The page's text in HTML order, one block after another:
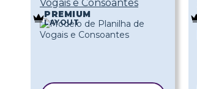
Vogais e Consoantes
PREMIUM
LAYOUT